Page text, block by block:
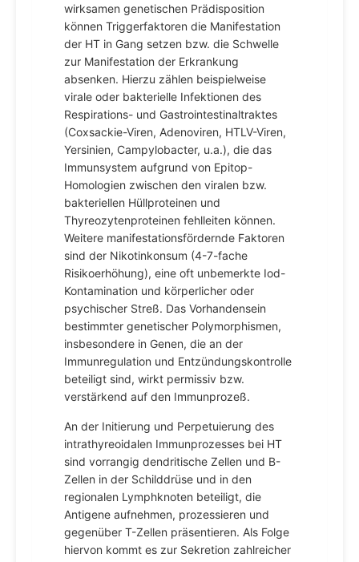
wirksamen genetischen Prädisposition
können Triggerfaktoren die Manifestation
der HT in Gang setzen bzw. die Schwelle
zur Manifestation der Erkrankung
absenken. Hierzu zählen beispielweise
virale oder bakterielle Infektionen des
Respirations- und Gastrointestinaltraktes
(Coxsackie-Viren, Adenoviren, HTLV-Viren,
Yersinien, Campylobacter, u.a.), die das
Immunsystem aufgrund von Epitop-
Homologien zwischen den viralen bzw.
bakteriellen Hüllproteinen und
Thyreozytenproteinen fehlleiten können.
Weitere manifestationsfördernde Faktoren
sind der Nikotinkonsum (4-7-fache
Risikoerhöhung), eine oft unbemerkte Iod-
Kontamination und körperlicher oder
psychischer Streß. Das Vorhandensein
bestimmter genetischer Polymorphismen,
insbesondere in Genen, die an der
Immunregulation und Entzündungskontrolle
beteiligt sind, wirkt permissiv bzw.
verstärkend auf den Immunprozeß.
An der Initierung und Perpetuierung des
intrathyreoidalen Immunprozesses bei HT
sind vorrangig dendritische Zellen und B-
Zellen in der Schilddrüse und in den
regionalen Lymphknoten beteiligt, die
Antigene aufnehmen, prozessieren und
gegenüber T-Zellen präsentieren. Als Folge
hiervon kommt es zur Sekretion zahlreicher